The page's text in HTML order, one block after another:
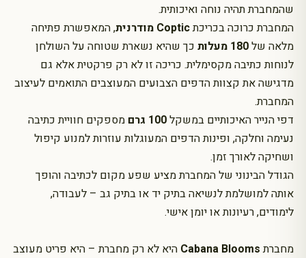
שהמחברת תהיה נוחה ואיכותית.
המחברת כרוכה בכריכתCoptic מודרנית
, המאפשרת פתיחה
מלאה של180 מעלות
כך שהיא נשארת שטוחה על השולחן
לנוחות כתיבה מקסימלית. כריכה זו לא רק פרקטית אלא גם
מדגישה את קצוות הדפים הצבועים המעוצבים התואמים לעיצוב
המחברת.
דפי הנייר האיכותיים במשקל100 גרם
מספקים חוויית כתיבה
נעימה וחלקה, ופינות הדפים המעוגלות עוזרות למנוע קיפול
ושחיקה לאורך זמן.
הגודל הבינוני של המחברת מציע שפע מקום לכתיבה והופך
אותה למושלמת לנשיאה בתיק יד או בתיק גב – לעבודה,
לימודים, רעיונות או יומן אישי.
מחברתCabana Blooms היא לא רק מחברת – היא פריט מעוצב